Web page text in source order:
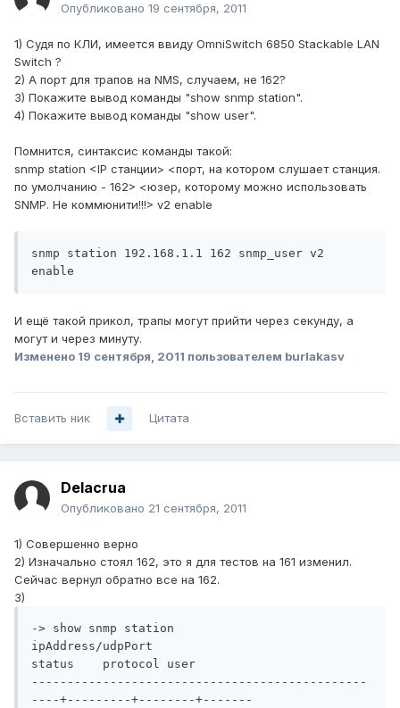
Опубликовано 19 сентября, 2011
1) Судя по КЛИ, имеется ввиду OmniSwitch 6850 Stackable LAN
Switch ?
2) А порт для трапов на NMS, случаем, не 162?
3) Покажите вывод команды "show snmp station".
4) Покажите вывод команды "show user".
Помнится, синтаксис команды такой:
snmp station <IP станции> <порт, на котором слушает станция.
по умолчанию - 162> <юзер, которому можно использовать
SNMP. Не коммюнити!!!> v2 enable
snmp station 192.168.1.1 162 snmp_user v2
enable
И ещё такой прикол, трапы могут прийти через секунду, а
могут и через минуту.
Изменено 19 сентября, 2011 пользователем burlakasv
Вставить ник Цитата
Delacrua
Опубликовано 21 сентября, 2011
1) Совершенно верно
2) Изначально стоял 162, это я для тестов на 161 изменил.
Сейчас вернул обратно все на 162.
3)
-> show snmp station
ipAddress/udpPort
status    protocol user
-----------------------------------------------
----+---------+--------+-------